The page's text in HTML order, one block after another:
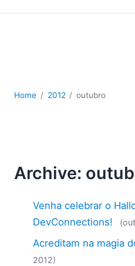
XPath+XQuery
2025
2024
2022
2021
2020
2019
Home 2012 outubro
Archive:
Venha celebrar o
DevConnections!
Acreditam na magia
2012)